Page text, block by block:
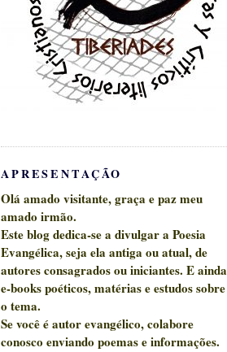
APRESENTAÇÃO
Olá amado visitante, graça e paz meu
amado irmão.
Este blog dedica-se a divulgar a Poesia
Evangélica,seja ela antiga ou atual, de
autores consagrados ou iniciantes. E ainda
e-books poéticos, matérias e estudos sobre
o tema.
Se você é autor evangélico, colabore
conosco enviando poemas e informações.